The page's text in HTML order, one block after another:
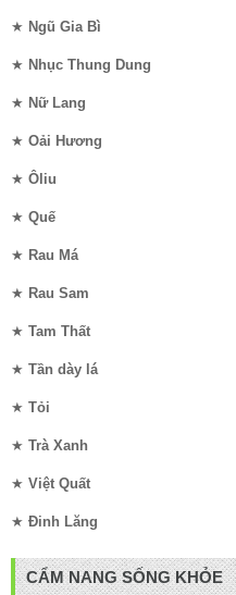
★ Ngũ Gia Bì
★ Nhục Thung Dung
★ Nữ Lang
★ Oải Hương
★ Ôliu
★ Quế
★ Rau Má
★ Rau Sam
★ Tam Thất
★ Tần dày lá
★ Tỏi
★ Trà Xanh
★ Việt Quất
★ Đinh Lăng
CẨM NANG SỐNG KHỎE